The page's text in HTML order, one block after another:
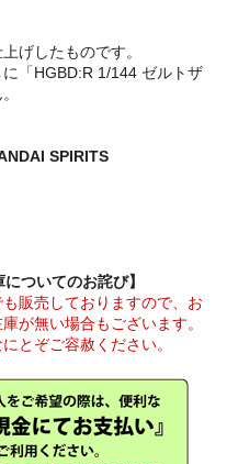
げしたものです。
「HGBD:R 1/144 ゼルトザ
SPIRITS
ついてのお詫び】
販売しておりますので、お
が無い場合もございます。
とぞご容赦ください。